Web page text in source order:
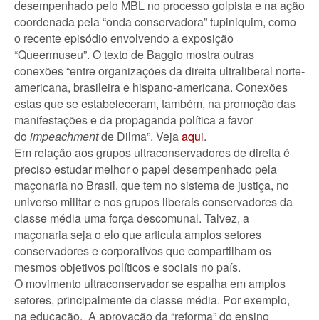
desempenhado pelo MBL no processo golpista e na ação
coordenada pela “onda conservadora” tupiniquim, como
o recente episódio envolvendo a exposição
“Queermuseu”. O texto de Baggio mostra outras
conexões “entre organizações da direita ultraliberal norte-
americana, brasileira e hispano-americana. Conexões
estas que se estabeleceram, também, na promoção das
manifestações e da propaganda política a favor
do impeachmentde Dilma”. Vejaaqui.
Em relação aos grupos ultraconservadores de direita é
preciso estudar melhor o papel desempenhado pela
maçonaria no Brasil, que tem no sistema de justiça, no
universo militar e nos grupos liberais conservadores da
classe média uma força descomunal. Talvez, a
maçonaria seja o elo que articula amplos setores
conservadores e corporativos que compartilham os
mesmos objetivos políticos e sociais no país.
O movimento ultraconservador se espalha em amplos
setores, principalmente da classe média. Por exemplo,
na educação. A aprovação da “reforma” do ensino